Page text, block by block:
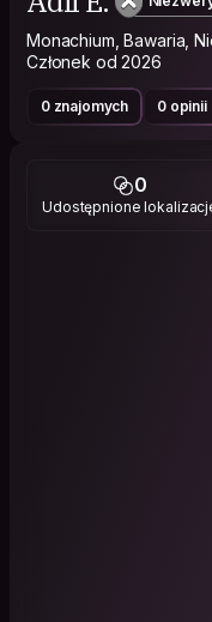
Monachium, Bawaria,
Członek od 2026
0 znajomych 0 opinii
0
Udostępnione